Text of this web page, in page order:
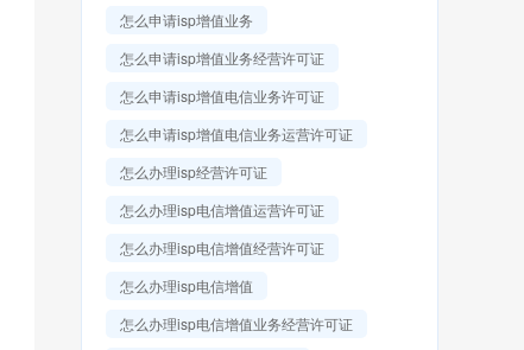
怎么申请isp增值业务
怎么申请isp增值业务经营许可证
怎么申请isp增值电信业务许可证
怎么申请isp增值电信业务运营许可证
怎么办理isp经营许可证
怎么办理isp电信增值运营许可证
怎么办理isp电信增值经营许可证
怎么办理isp电信增值
怎么办理isp电信增值业务经营许可证